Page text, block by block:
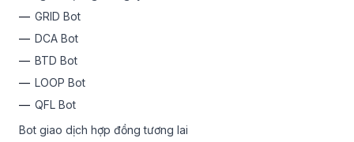
GRID Bot
DCA Bot
BTD Bot
LOOP Bot
QFL Bot
Bot giao dịch hợp đồng tương lai